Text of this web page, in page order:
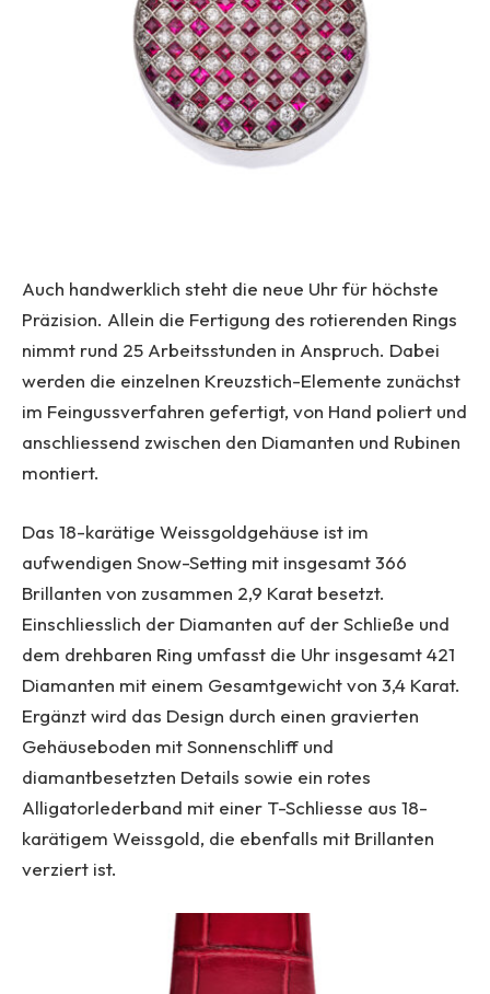
Auch handwerklich steht die neue Uhr für höchste
Präzision. Allein die Fertigung des rotierenden Rings
nimmt rund 25 Arbeitsstunden in Anspruch. Dabei
werden die einzelnen Kreuzstich-Elemente zunächst
im Feingussverfahren gefertigt, von Hand poliert und
anschliessend zwischen den Diamanten und Rubinen
montiert.
Das 18-karätige Weissgoldgehäuse ist im
aufwendigen Snow-Setting mit insgesamt 366
Brillanten von zusammen 2,9 Karat besetzt.
Einschliesslich der Diamanten auf der Schließe und
dem drehbaren Ring umfasst die Uhr insgesamt 421
Diamanten mit einem Gesamtgewicht von 3,4 Karat.
Ergänzt wird das Design durch einen gravierten
Gehäuseboden mit Sonnenschliff und
diamantbesetzten Details sowie ein rotes
Alligatorlederband mit einer T-Schliesse aus 18-
karätigem Weissgold, die ebenfalls mit Brillanten
verziert ist.